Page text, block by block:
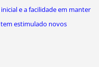
e a facilidade em manter
tem estimulado novos